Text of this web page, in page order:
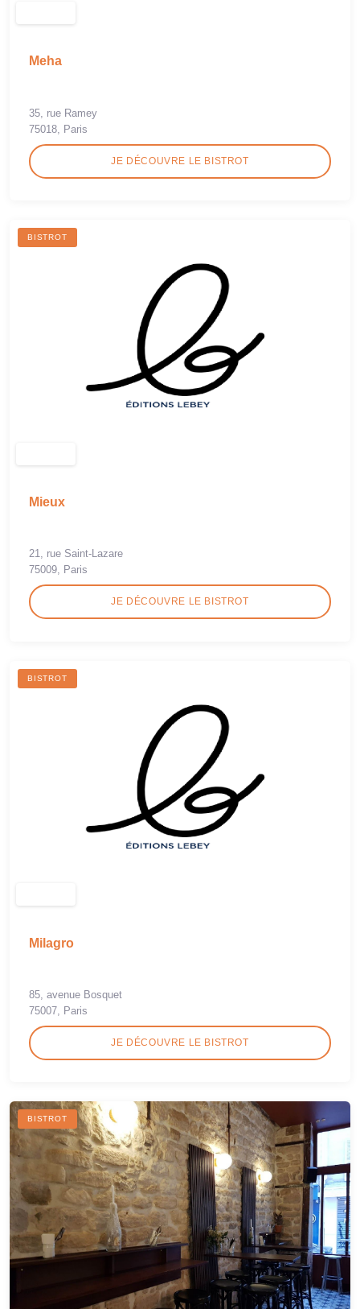
Meha
35, rue Ramey
75018, Paris
JE DÉCOUVRE LE BISTROT
BISTROT
Mieux
21, rue Saint-Lazare
75009, Paris
JE DÉCOUVRE LE BISTROT
BISTROT
Milagro
85, avenue Bosquet
75007, Paris
JE DÉCOUVRE LE BISTROT
BISTROT